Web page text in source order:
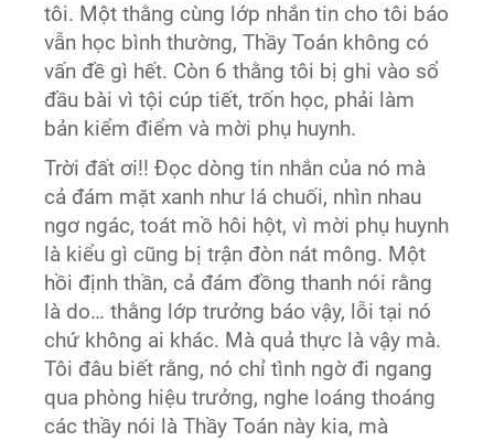
tôi. Một thằng cùng lớp nhắn tin cho tôi báo
vẫn học bình thường, Thầy Toán không có
vấn đề gì hết. Còn 6 thằng tôi bị ghi vào sổ
đầu bài vì tội cúp tiết, trốn học, phải làm
bản kiểm điểm và mời phụ huynh.
Trời đất ơi!! Đọc dòng tin nhắn của nó mà
cả đám mặt xanh như lá chuối, nhìn nhau
ngơ ngác, toát mồ hôi hột, vì mời phụ huynh
là kiểu gì cũng bị trận đòn nát mông. Một
hồi định thần, cả đám đồng thanh nói rằng
là do… thằng lớp trưởng báo vậy, lỗi tại nó
chứ không ai khác. Mà quả thực là vậy mà.
Tôi đâu biết rằng, nó chỉ tình ngờ đi ngang
qua phòng hiệu trưởng, nghe loáng thoáng
các thầy nói là Thầy Toán này kia, mà